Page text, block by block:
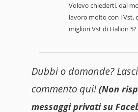
Volevo chiederti, dal
lavoro molto con i Vst,
migliori Vst di Halion 5?
Dubbi o domande?
commento qui!(Non
messaggi privati su